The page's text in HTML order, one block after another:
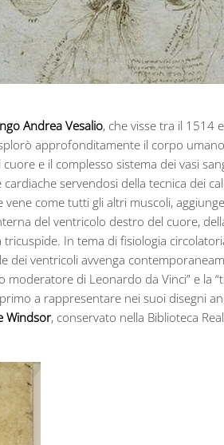
Andrea Vesalio, che visse tra il 1514
approfonditamente il corpo
e il complesso sistema dei vasi
servendosi della tecnica dei
vene come tutti gli altri muscoli,
del ventricolo destro del cuore,
In tema di fisiologia
dei ventricoli avvenga
di Leonardo da Vinci” e la
a rappresentare nei suoi disegni
Windsor, conservato nella Biblioteca